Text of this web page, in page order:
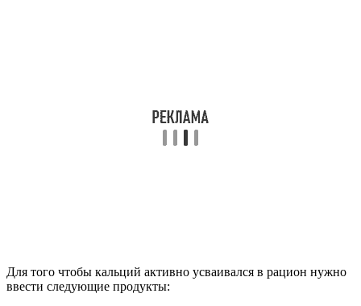
Для того чтобы кальций активно усваивался в рацион нужно
ввести следующие продукты: